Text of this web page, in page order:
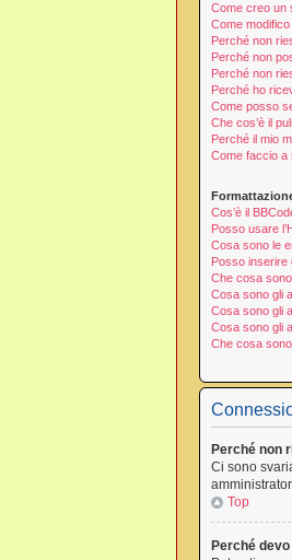
Come creo un
Come
Perché non
Perché non
Perché non
Perché ho
Come posso
Che cos’è il
Perché il mio
Come faccio a
Cos’è il
Posso usare
Cosa sono le
Posso inserire
Che cosa
Cosa sono gli
Cosa sono gli
Cosa sono gli
Che cosa
Perché non
Ci sono
Top
Perché